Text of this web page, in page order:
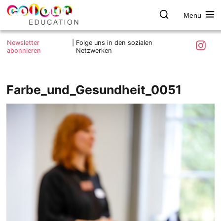
Skip
colour.education
Farbe
entdecken
Menu
Was ist colour.education?
Ziele und Mitmachen
Impressum
Newsletter
abonnieren
Folge uns in den sozialen
Netzwerken
Farbe_und_Gesundheit_0051